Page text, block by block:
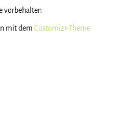
vorbehalten
mit dem Customizr-Theme